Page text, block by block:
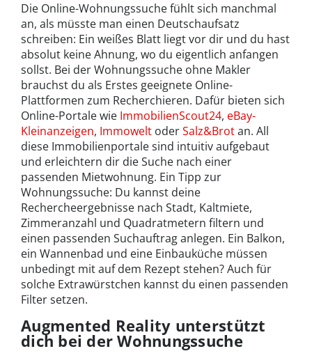
Die Online-Wohnungssuche fühlt sich manchmal
an, als müsste man einen Deutschaufsatz
schreiben: Ein weißes Blatt liegt vor dir und du hast
absolut keine Ahnung, wo du eigentlich anfangen
sollst. Bei der Wohnungssuche ohne Makler
brauchst du als Erstes geeignete Online-
Plattformen zum Recherchieren. Dafür bieten sich
Online-Portale wie ImmobilienScout24, eBay-
Kleinanzeigen, Immowelt oderSalz&Brotan. All
diese Immobilienportale sind intuitiv aufgebaut
und erleichtern dir die Suche nach einer
passenden Mietwohnung. Ein Tipp zur
Wohnungssuche: Du kannst deine
Rechercheergebnisse nach Stadt, Kaltmiete,
Zimmeranzahl und Quadratmetern filtern und
einen passenden Suchauftrag anlegen. Ein Balkon,
ein Wannenbad und eine Einbauküche müssen
unbedingt mit auf dem Rezept stehen? Auch für
solche Extrawürstchen kannst du einen passenden
Filter setzen.
Augmented Reality unterstützt
dich bei der Wohnungssuche